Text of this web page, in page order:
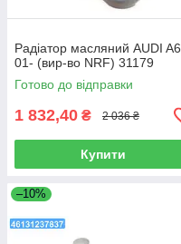
Радіатор масляний AUDI A6
01- (вир-во NRF) 31179
Готово до відправки
1 832,40 ₴ 2 036 ₴
Купити
–10%